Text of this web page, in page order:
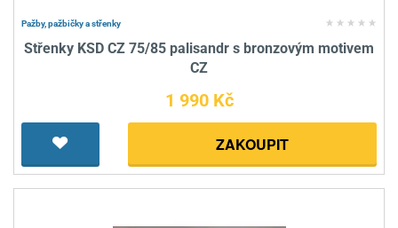
Pažby, pažbičky a střenky
Střenky KSD CZ 75/85 palisandr s bronzovým motivem
CZ
1 990 Kč
ZAKOUPIT